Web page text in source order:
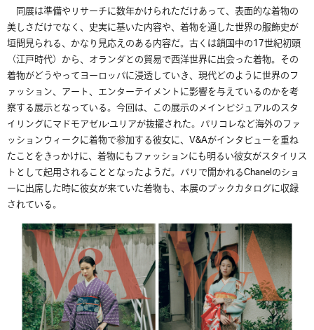
同展は準備やリサーチに数年かけられただけあって、表面的な着物の
美しさだけでなく、史実に基いた内容や、着物を通した世界の服飾史が
垣間見られる、かなり見応えのある内容だ。古くは鎖国中の17世紀初頭
（江戸時代）から、オランダとの貿易で西洋世界に出会った着物。その
着物がどうやってヨーロッパに浸透していき、現代どのように世界のフ
ァッション、アート、エンターテイメントに影響を与えているのかを考
察する展示となっている。 今回は、この展示のメインビジュアルのスタ
イリングにマドモアゼル·ユリアが抜擢された。パリコレなど海外のファ
ッションウィークに着物で参加する彼女に、 V&Aがインタビューを重ね
たことをきっかけに、着物にもファッションにも明るい彼女がスタイリス
トとして起用されることとなったようだ。パリで開かれるChanelのショ
ーに出席した時に彼女が来ていた着物も、本展のブックカタログに収録
されている。